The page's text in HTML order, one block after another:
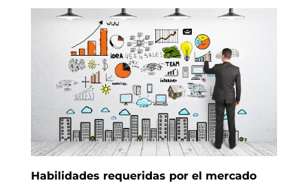
Habilidades requeridas por el mercado